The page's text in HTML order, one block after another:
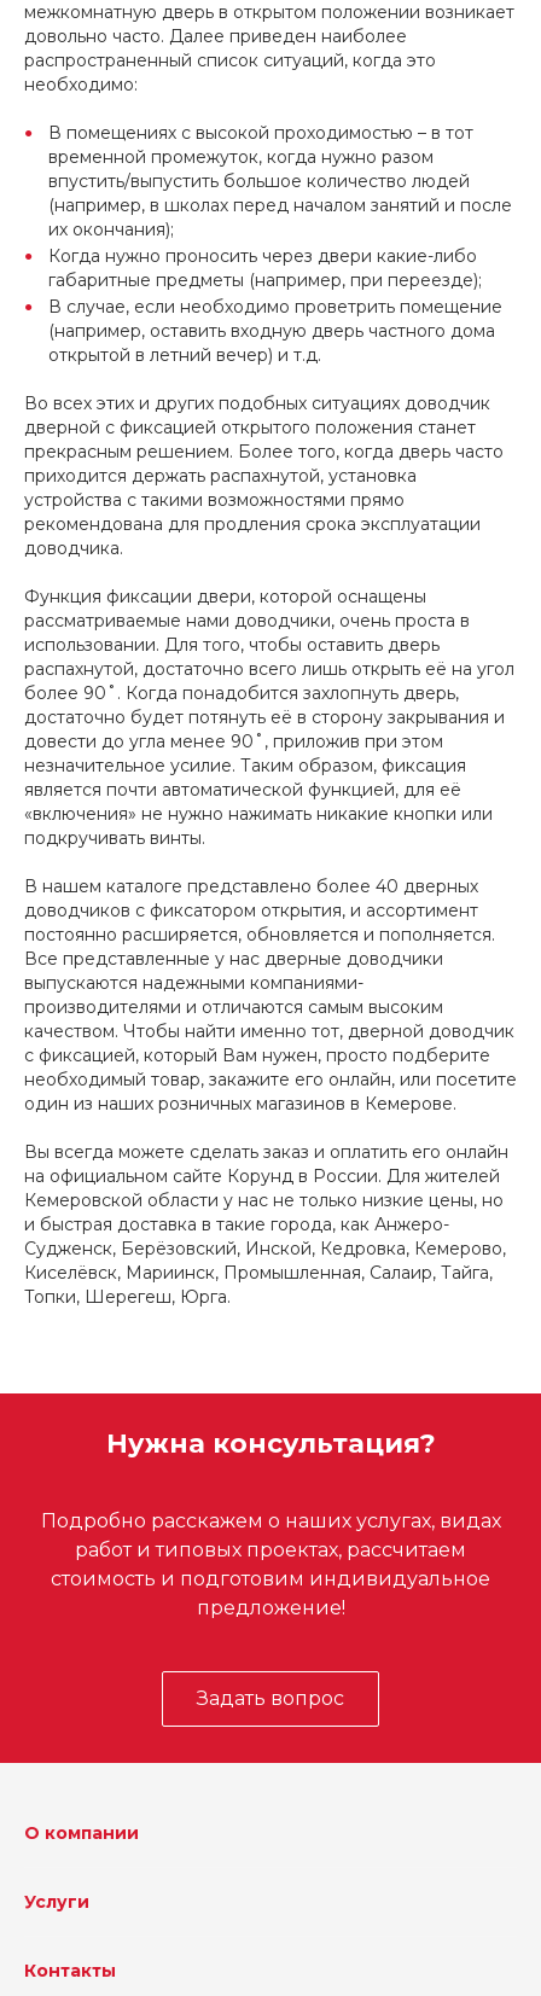
межкомнатную дверь в открытом положении возникает
довольно часто. Далее приведен наиболее
распространенный список ситуаций, когда это
необходимо:
В помещениях с высокой проходимостью – в тот
временной промежуток, когда нужно разом
впустить/выпустить большое количество людей
(например, в школах перед началом занятий и после
их окончания);
Когда нужно проносить через двери какие-либо
габаритные предметы (например, при переезде);
В случае, если необходимо проветрить помещение
(например, оставить входную дверь частного дома
открытой в летний вечер) и т.д.
Во всех этих и других подобных ситуациях доводчик
дверной с фиксацией открытого положения станет
прекрасным решением. Более того, когда дверь часто
приходится держать распахнутой, установка
устройства с такими возможностями прямо
рекомендована для продления срока эксплуатации
доводчика.
Функция фиксации двери, которой оснащены
рассматриваемые нами доводчики, очень проста в
использовании. Для того, чтобы оставить дверь
распахнутой, достаточно всего лишь открыть её на угол
более 90˚. Когда понадобится захлопнуть дверь,
достаточно будет потянуть её в сторону закрывания и
довести до угла менее 90˚, приложив при этом
незначительное усилие. Таким образом, фиксация
является почти автоматической функцией, для её
«включения» не нужно нажимать никакие кнопки или
подкручивать винты.
В нашем каталоге представлено более 40 дверных
доводчиков с фиксатором открытия, и ассортимент
постоянно расширяется, обновляется и пополняется.
Все представленные у нас дверные доводчики
выпускаются надежными компаниями-
производителями и отличаются самым высоким
качеством. Чтобы найти именно тот, дверной доводчик
с фиксацией, который Вам нужен, просто подберите
необходимый товар, закажите его онлайн, или посетите
один из наших розничных магазинов в Кемерове.
Вы всегда можете сделать заказ и оплатить его онлайн
на официальном сайте Корунд в России. Для жителей
Кемеровской области у нас не только низкие цены, но
и быстрая доставка в такие города, как Анжеро-
Судженск, Берёзовский, Инской, Кедровка, Кемерово,
Киселёвск, Мариинск, Промышленная, Салаир, Тайга,
Топки, Шерегеш, Юрга.
Нужна консультация?
Подробно расскажем о наших услугах, видах
работ и типовых проектах, рассчитаем
стоимость и подготовим индивидуальное
предложение!
Задать вопрос
О компании
Услуги
Контакты